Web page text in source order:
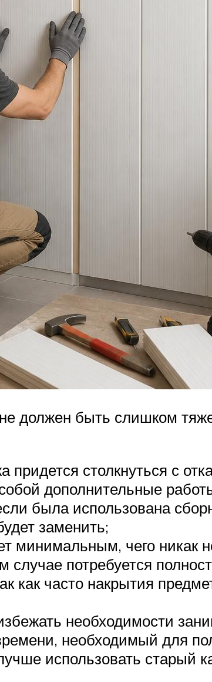
должен быть слишком
придется столкнуться с
дополнительные
была использована
заменить;
минимальным, чего никак
случае потребуется
как часто накрытия
необходимости
необходимый для
использовать старый